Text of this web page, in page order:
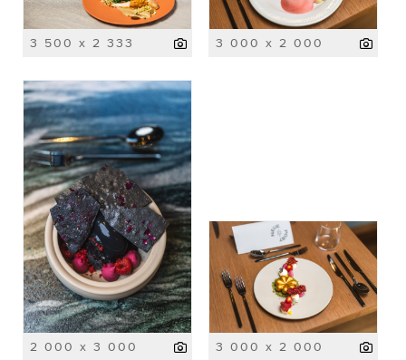
3 500 x 2 333 3 000 x 2 000
2 000 x 3 000 3 000 x 2 000